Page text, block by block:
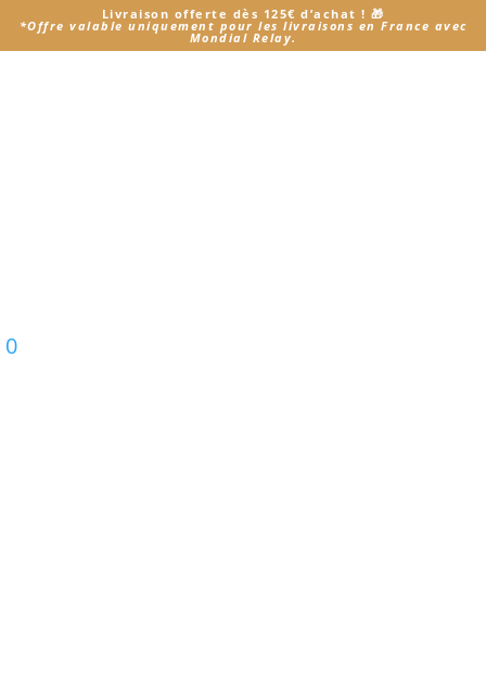
Livraison offerte dès 125€ d’achat ! 🎁
*Offre valable uniquement pour les livraisons en France avec
Mondial Relay.
0